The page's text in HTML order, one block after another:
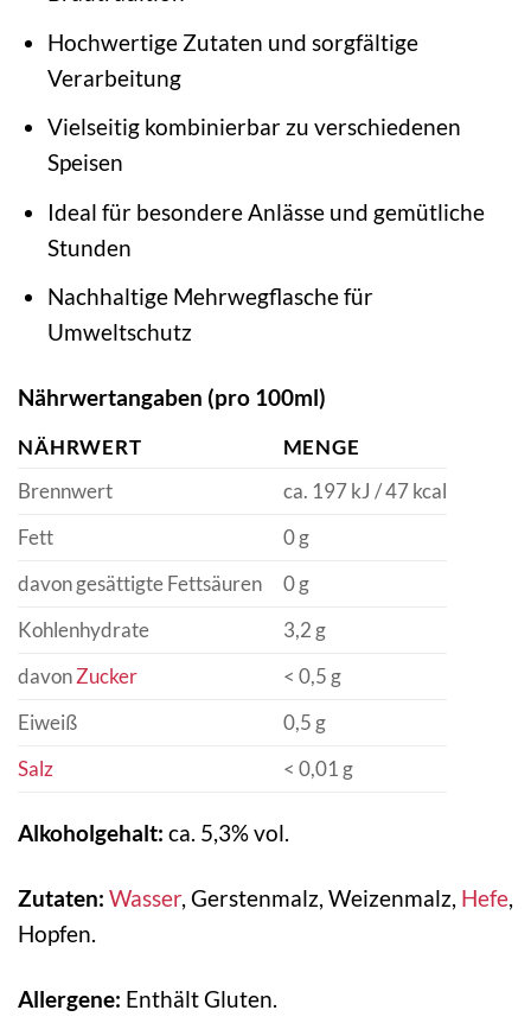
Hochwertige Zutaten und sorgfältige
Verarbeitung
Vielseitig kombinierbar zu verschiedenen
Speisen
Ideal für besondere Anlässe und gemütliche
Stunden
Nachhaltige Mehrwegflasche für
Umweltschutz
Nährwertangaben (pro 100ml)
NÄHRWERT
MENGE
Brennwert
ca. 197 kJ / 47 kcal
Fett
0 g
davon gesättigte Fettsäuren
0 g
Kohlenhydrate
3,2 g
davonZucker
< 0,5 g
Eiweiß
0,5 g
Salz
< 0,01 g
Alkoholgehalt: ca. 5,3% vol.
Zutaten: Wasser, Gerstenmalz, Weizenmalz, Hefe,
Hopfen.
Allergene: Enthält Gluten.